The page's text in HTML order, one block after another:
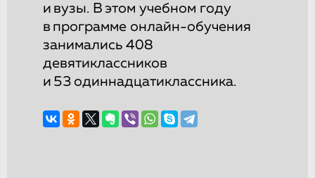
и вузы. В этом учебном году
в программе онлайн-обучения
занимались 408
девятиклассников
и 53 одиннадцатиклассника.